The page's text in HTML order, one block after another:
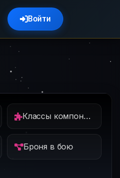
Войти
Классы компонентов
Броня в бою